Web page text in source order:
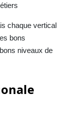
chaque vertical
bons
niveaux de